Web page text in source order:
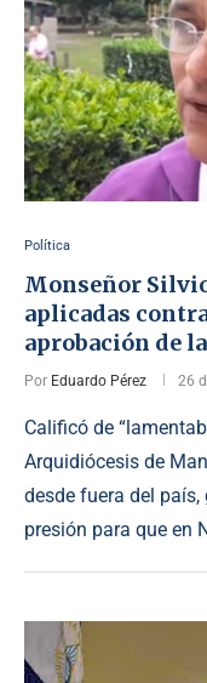
Política
Monseñor
aplicadas
aprobación de
Por Eduardo Pérez 26
Calificó de
Arquidiócesis de
desde fuera del
presión para que en